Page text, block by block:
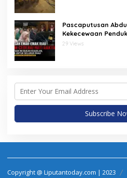
Pascaputusan
Kekecewaan
Pekanbaru: “Kami
29 Views
Copyright @ Liputantoday.com | 2023